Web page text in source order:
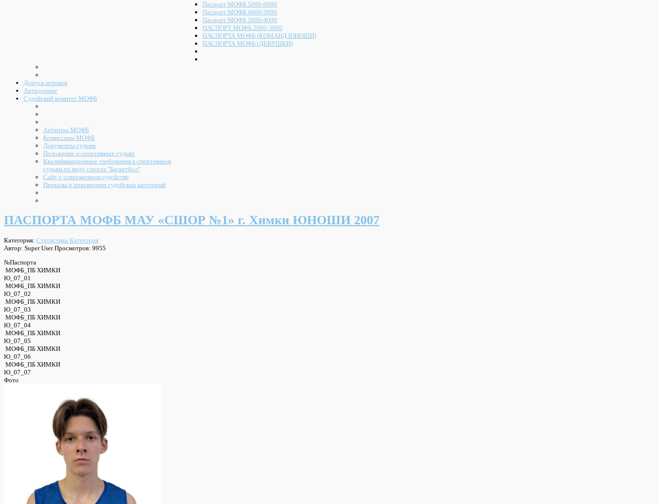
Паспорт МОФБ 5000-6000
Паспорт МОФБ 4000-5000
Паспорт МОФБ 3000-4000
ПАСПОРТ МОФБ 2000-3000
ПАСПОРТА МОФБ (КОМАНД ЮНОШИ)
ПАСПОРТА МОФБ (ДЕВУШКИ)
Допуск игроков
Антидопинг
Судейский комитет МОФБ
Арбитры МОФБ
Комиссары МОФБ
Документы судьям
Положение о спортивных судьях
Квалификационные требования к спортивным
судьям по виду спорта "Баскетбол"
Сайт о современном судействе
Приказы о присвоении судейских категорий
ПАСПОРТА МОФБ МАУ «СШОР №1» г. Химки ЮНОШИ 2007
Категория: Статистика Категория
Автор: Super UserПросмотров: 9955
№Паспорта
МОФБ_ПБ ХИМКИ
Ю_07_01
МОФБ_ПБ ХИМКИ
Ю_07_02
МОФБ_ПБ ХИМКИ
Ю_07_03
МОФБ_ПБ ХИМКИ
Ю_07_04
МОФБ_ПБ ХИМКИ
Ю_07_05
МОФБ_ПБ ХИМКИ
Ю_07_06
МОФБ_ПБ ХИМКИ
Ю_07_07
Фото